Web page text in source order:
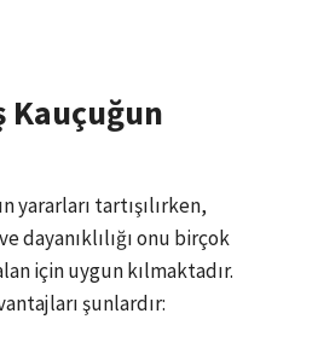
Kauçuğun
yararları tartışılırken,
dayanıklılığı onu birçok
için uygun kılmaktadır.
şunlardır: